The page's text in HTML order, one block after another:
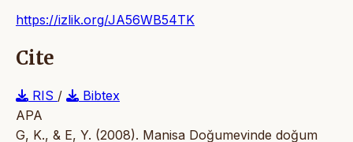
https://izlik.org/JA56WB54TK
Cite
RIS /
Bibtex
APA
G, K., & E, Y. (2008). Manisa Doğumevinde doğum